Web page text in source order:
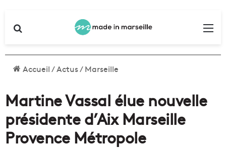
Accueil/Actus/Marseille
Martine Vassal élue nouvelle
présidente d’Aix Marseille
Provence Métropole